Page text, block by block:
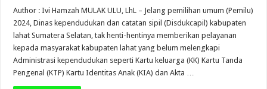
Author : Ivi Hamzah MULAK ULU, LhL – Jelang pemilihan umum (Pemilu)
2024, Dinas kependudukan dan catatan sipil (Disdukcapil) kabupaten
lahat Sumatera Selatan, tak henti-hentinya memberikan pelayanan
kepada masyarakat kabupaten lahat yang belum melengkapi
Administrasi kependudukan seperti Kartu keluarga (KK) Kartu Tanda
Pengenal (KTP) Kartu Identitas Anak (KIA) dan Akta …